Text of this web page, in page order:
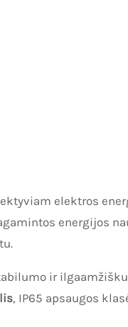
elektros
energijos
ir
, IP65 apsaugos